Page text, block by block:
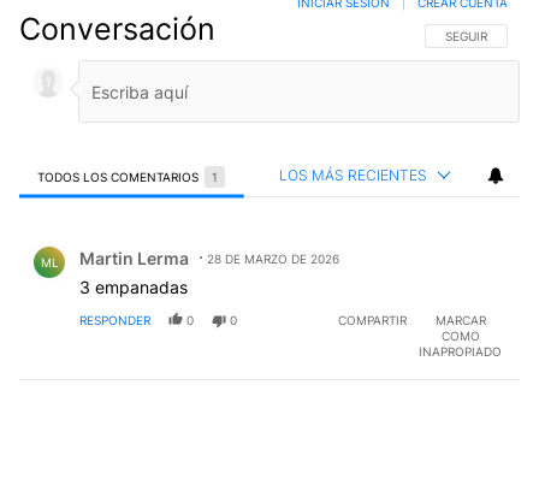
Conversación SIGA ESTA
SEGUIR
TODOS LOS COMENTARIOS 1 LOS MÁS RECIENTES
ML Martin Lerma 28 DE MARZO DE 2026
3 empanadas
RESPONDER 0 0 COMPARTIR
MARCAR
COMO
INAPROPIADO